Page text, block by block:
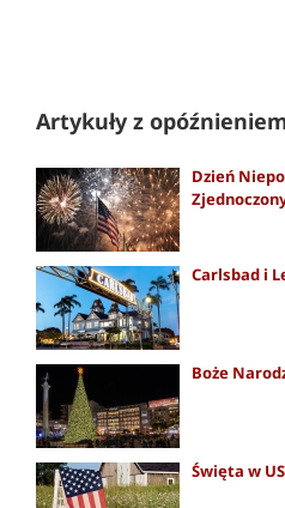
Artykuły z
Dzień
Carlsbad i
Boże
Święta w